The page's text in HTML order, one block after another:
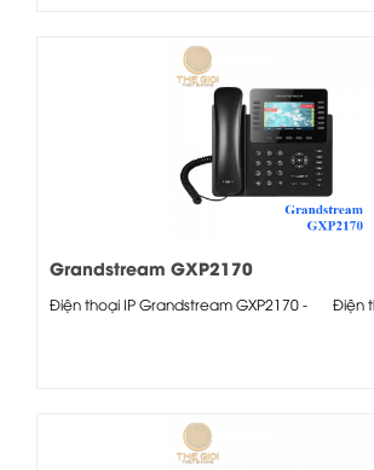
Grandstream GXP2170
Điện thoại IP Grandstream GXP2170 - Điện